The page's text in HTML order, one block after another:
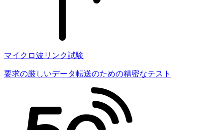
マイクロ波リンク試験
要求の厳しいデータ転送のための精密なテスト